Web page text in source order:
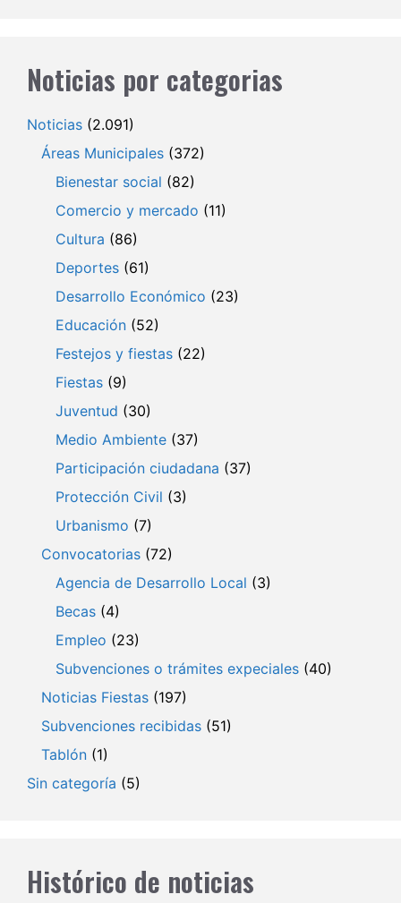
Noticias por categorias
Noticias (2.091)
Áreas Municipales (372)
Bienestar social (82)
Comercio y mercado (11)
Cultura (86)
Deportes (61)
Desarrollo Económico (23)
Educación (52)
Festejos y fiestas (22)
Fiestas (9)
Juventud (30)
Medio Ambiente (37)
Participación ciudadana (37)
Protección Civil (3)
Urbanismo (7)
Convocatorias (72)
Agencia de Desarrollo Local (3)
Becas (4)
Empleo (23)
Subvenciones o trámites expeciales (40)
Noticias Fiestas (197)
Subvenciones recibidas (51)
Tablón (1)
Sin categoría (5)
Histórico de noticias